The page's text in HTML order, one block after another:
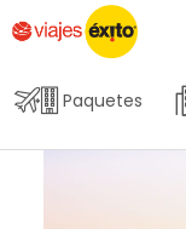
Paquetes